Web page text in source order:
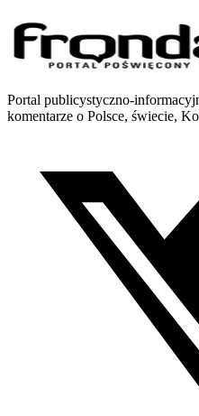
Portal publicystyczno-
komentarze o Polsce, świecie,